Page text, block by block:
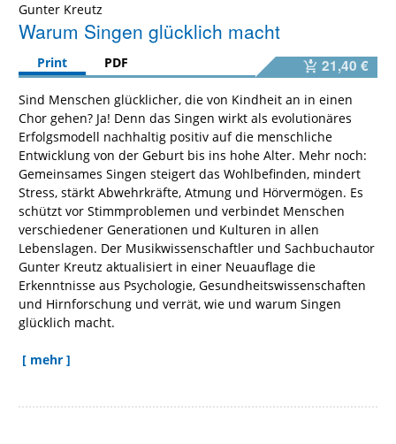
Gunter Kreutz
Warum Singen glücklich macht
Print PDF 21,40 €
Sind Menschen glücklicher, die von Kindheit an in einen
Chor gehen? Ja! Denn das Singen wirkt als evolutionäres
Erfolgsmodell nachhaltig positiv auf die menschliche
Entwicklung von der Geburt bis ins hohe Alter. Mehr noch:
Gemeinsames Singen steigert das Wohlbefinden, mindert
Stress, stärkt Abwehrkräfte, Atmung und Hörvermögen. Es
schützt vor Stimmproblemen und verbindet Menschen
verschiedener Generationen und Kulturen in allen
Lebenslagen. Der Musikwissenschaftler und Sachbuchautor
Gunter Kreutz aktualisiert in einer Neuauflage die
Erkenntnisse aus Psychologie, Gesundheitswissenschaften
und Hirnforschung und verrät, wie und warum Singen
glücklich macht.
[ mehr ]